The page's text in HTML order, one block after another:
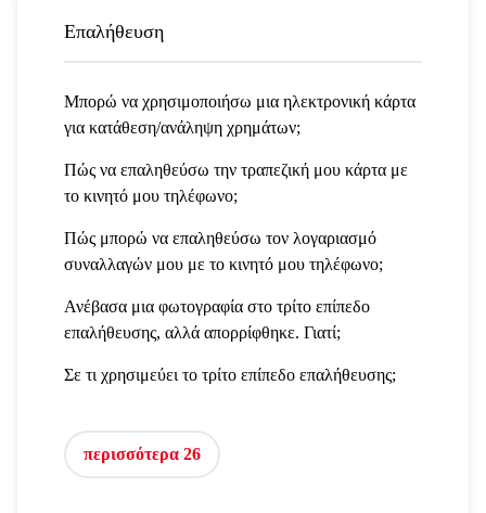
Επαλήθευση
Μπορώ να χρησιμοποιήσω μια ηλεκτρονική κάρτα
για κατάθεση/ανάληψη χρημάτων;
Πώς να επαληθεύσω την τραπεζική μου κάρτα με
το κινητό μου τηλέφωνο;
Πώς μπορώ να επαληθεύσω τον λογαριασμό
συναλλαγών μου με το κινητό μου τηλέφωνο;
Ανέβασα μια φωτογραφία στο τρίτο επίπεδο
επαλήθευσης, αλλά απορρίφθηκε. Γιατί;
Σε τι χρησιμεύει το τρίτο επίπεδο επαλήθευσης;
περισσότερα 26